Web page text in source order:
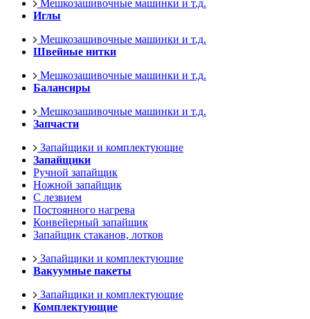
Мешкозашивочные машинки и т.д.
Иглы
Мешкозашивочные машинки и т.д.
Швейные нитки
Мешкозашивочные машинки и т.д.
Балансиры
Мешкозашивочные машинки и т.д.
Запчасти
Запайщики и комплектующие
Запайщики
Ручной запайщик
Ножной запайщик
С лезвием
Постоянного нагрева
Конвейерный запайщик
Запайщик стаканов, лотков
Запайщики и комплектующие
Вакуумные пакеты
Запайщики и комплектующие
Комплектующие